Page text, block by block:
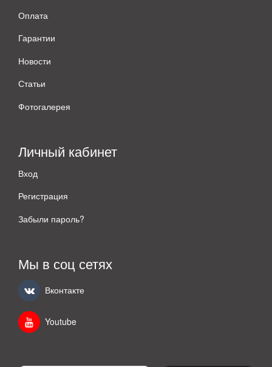
Оплата
Гарантии
Новости
Статьи
Фотогалерея
Личный кабинет
Вход
Регистрация
Забыли пароль?
Мы в соц сетях
Вконтакте
Youtube